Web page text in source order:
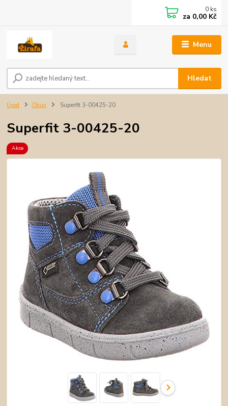
Menu
Hledat
0 ks
za 0,00 Kč
Úvod Obuv Superfit 3-00425-20
Superfit 3-00425-20
Akce